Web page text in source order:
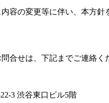
容の変更等に伴い、本方
合せは、下記までご連絡く
3 渋谷東口ビル5階